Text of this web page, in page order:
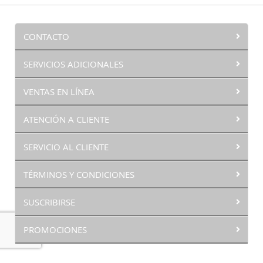
CONTACTO
SERVICIOS ADICIONALES
VENTAS EN LÍNEA
ATENCIÓN A CLIENTE
SERVICIO AL CLIENTE
TÉRMINOS Y CONDICIONES
SUSCRIBIRSE
PROMOCIONES